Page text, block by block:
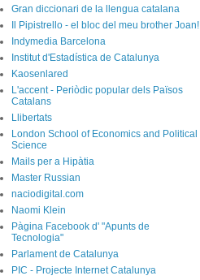
Gran diccionari de la llengua catalana
Il Pipistrello - el bloc del meu brother Joan!
Indymedia Barcelona
Institut d'Estadística de Catalunya
Kaosenlared
L'accent - Periòdic popular dels Països
Catalans
Llibertats
London School of Economics and Political
Science
Mails per a Hipàtia
Master Russian
naciodigital.com
Naomi Klein
Pàgina Facebook d' "Apunts de
Tecnologia"
Parlament de Catalunya
PIC - Projecte Internet Catalunya